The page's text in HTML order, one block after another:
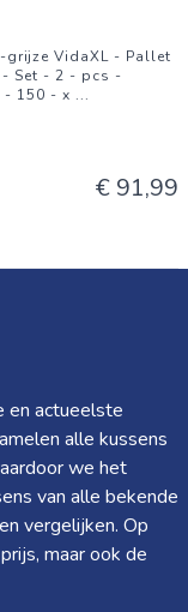
grijze VidaXL - Pallet
- Set - 2 - pcs -
- 150 - x ...
€ 91,99
en actueelste
alle kussens
we het
van alle bekende
vergelijken. Op
maar ook de